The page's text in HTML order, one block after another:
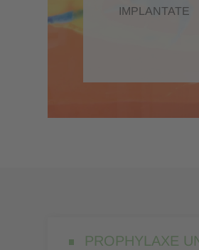
IMPLANTATE
PROPHYLAXE